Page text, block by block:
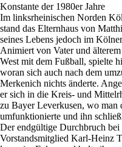
Konstante der 1980er Jahre
Im linksrheinischen Norden
stand das Elternhaus von
seines Lebens jedoch im
Animiert von Vater und
West mit dem Fußball, spielte
woran sich auch nach dem
Merkenich nichts änderte.
er sich in die Kreis- und
zu Bayer Leverkusen, wo man
umfunktionierte und ihn
Der endgültige Durchbruch
Vorstandsmitglied Karl-Heinz